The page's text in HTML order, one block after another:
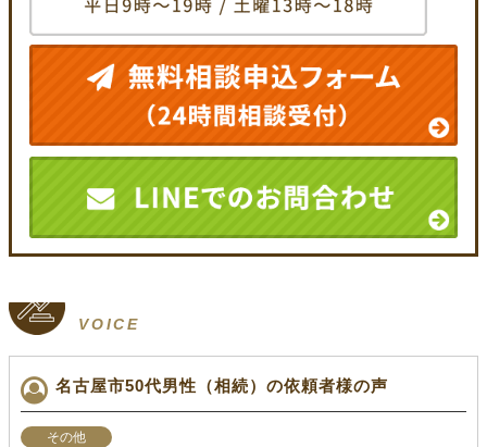
VOICE
名古屋市50代男性（相続）の依頼者様の声
その他